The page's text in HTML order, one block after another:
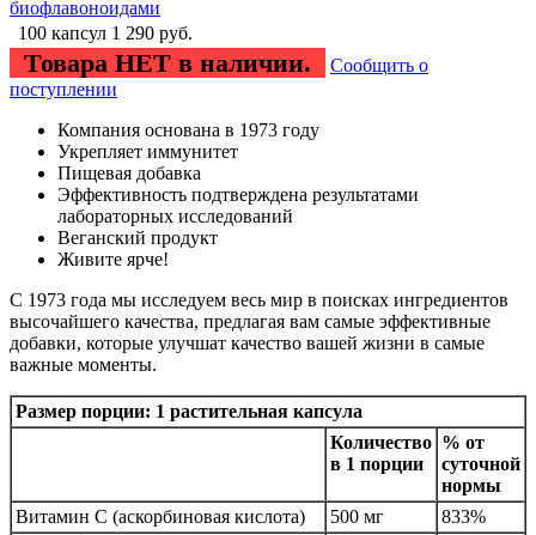
100 капсул 1 290 руб.
Товара НЕТ в наличии.
Сообщить о
поступлении
Компания основана в 1973 году
Укрепляет иммунитет
Пищевая добавка
Эффективность подтверждена результатами
лабораторных исследований
Веганский продукт
Живите ярче!
С 1973 года мы исследуем весь мир в поисках ингредиентов
высочайшего качества, предлагая вам самые эффективные
добавки, которые улучшат качество вашей жизни в самые
важные моменты.
Размер порции: 1 растительная капсула
Количество
в 1 порции
% от
суточной
нормы
Витамин С (аскорбиновая кислота)
500 мг
833%